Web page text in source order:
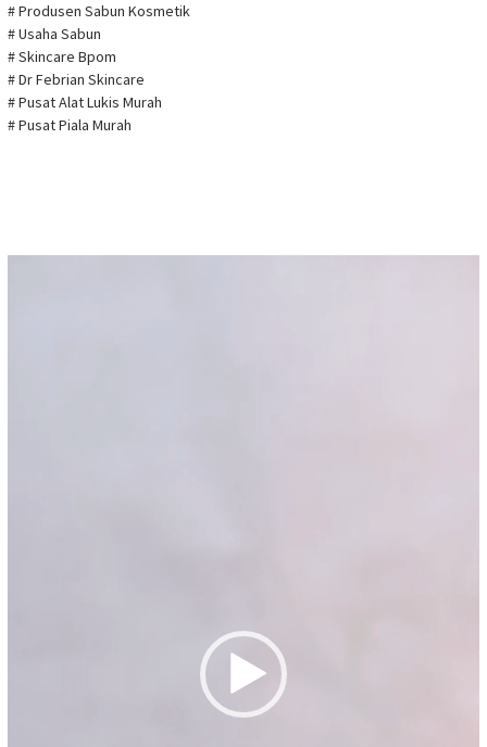
# Produsen Sabun Kosmetik
# Usaha Sabun
# Skincare Bpom
# Dr Febrian Skincare
# Pusat Alat Lukis Murah
# Pusat Piala Murah